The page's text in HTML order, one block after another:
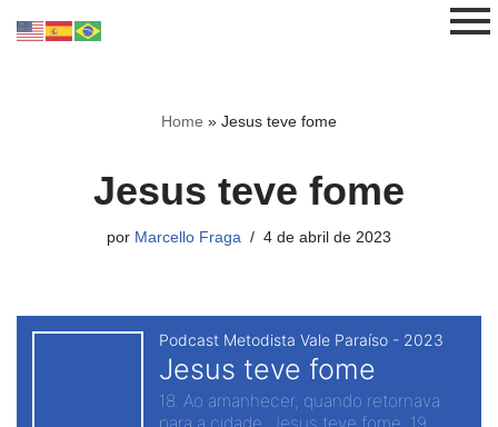
Home » Jesus teve fome
Jesus teve fome
por Marcello Fraga 4 de abril de 2023